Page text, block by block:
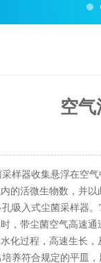
空
样器收集悬浮在空
的活微生物数，并以
吸入式尘菌采样器
，带尘菌空气高速
化过程，高速生长，
养符合规定的平皿，